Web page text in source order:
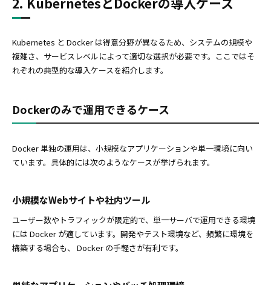
Kubernetes と Docker は得意分野が異なるため、システムの規模や
複雑さ、サービスレベルによって適切な選択が必要です。ここではそ
れぞれの典型的な導入ケースを紹介します。
Dockerのみで運用できるケース
Docker 単独の運用は、小規模なアプリケーションや単一環境に向い
ています。具体的には次のようなケースが挙げられます。
小規模なWebサイトや社内ツール
ユーザー数やトラフィックが限定的で、単一サーバで運用できる環境
には Docker が適しています。開発やテスト環境など、頻繁に環境を
構築する場合も、 Docker の手軽さが有利です。